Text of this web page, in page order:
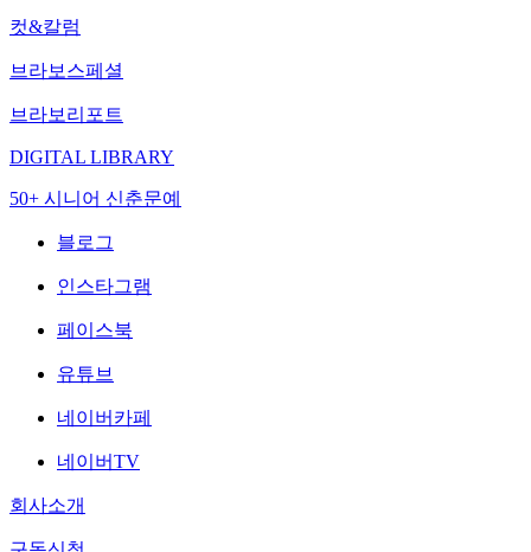
컷&칼럼
브라보스페셜
브라보리포트
DIGITAL LIBRARY
50+ 시니어 신춘문예
블로그
인스타그램
페이스북
유튜브
네이버카페
네이버TV
회사소개